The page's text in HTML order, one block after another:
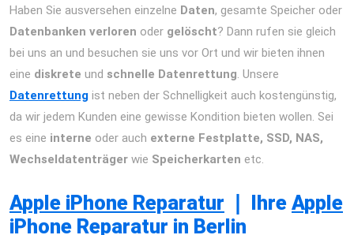
Haben Sie ausversehen einzelne Daten, gesamte Speicher oder
Datenbanken verloren oder gelöscht? Dann rufen sie gleich
bei uns an und besuchen sie uns vor Ort und wir bieten ihnen
eine diskrete und schnelle Datenrettung. Unsere
Datenrettung ist neben der Schnelligkeit auch kostengünstig,
da wir jedem Kunden eine gewisse Kondition bieten wollen. Sei
es eine interne oder auch externe Festplatte, SSD, NAS,
Wechseldatenträger wie Speicherkarten etc.
Apple iPhone Reparatur Ihre Apple
iPhone Reparatur in Berlin